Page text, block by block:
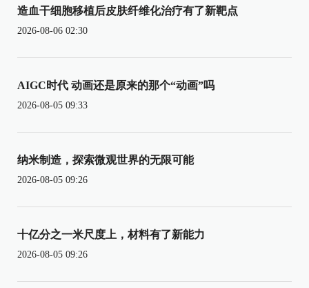
造血干细胞移植后皮肤纤维化治疗有了新靶点
2026-08-06 02:30
AIGC时代 动画还是原来的那个“动画”吗
2026-08-05 09:33
纳米制造，探索微观世界的无限可能
2026-08-05 09:26
十亿分之一米尺度上，材料有了新能力
2026-08-05 09:26